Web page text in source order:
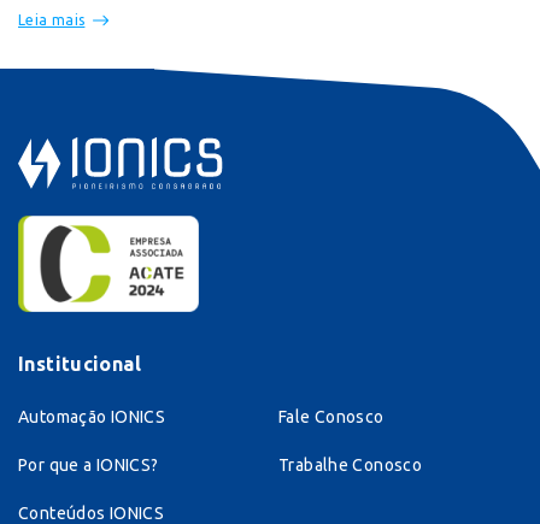
Leia mais
Institucional
Automação IONICS
Por que a IONICS?
Conteúdos IONICS
Fale Conosco
Trabalhe Conosco